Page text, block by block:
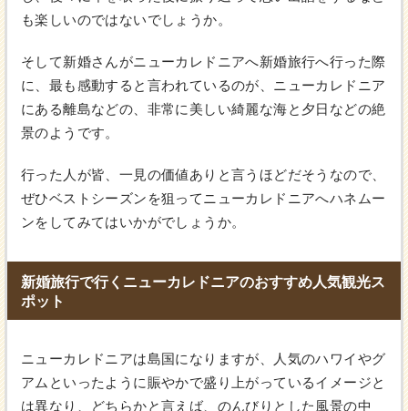
も楽しいのではないでしょうか。
そして新婚さんがニューカレドニアへ新婚旅行へ行った際
に、最も感動すると言われているのが、ニューカレドニア
にある離島などの、非常に美しい綺麗な海と夕日などの絶
景のようです。
行った人が皆、一見の価値ありと言うほどだそうなので、
ぜひベストシーズンを狙ってニューカレドニアへハネムー
ンをしてみてはいかがでしょうか。
新婚旅行で行くニューカレドニアのおすすめ人気観光ス
ポット
ニューカレドニアは島国になりますが、人気のハワイやグ
アムといったように賑やかで盛り上がっているイメージと
は異なり、どちらかと言えば、のんびりとした風景の中